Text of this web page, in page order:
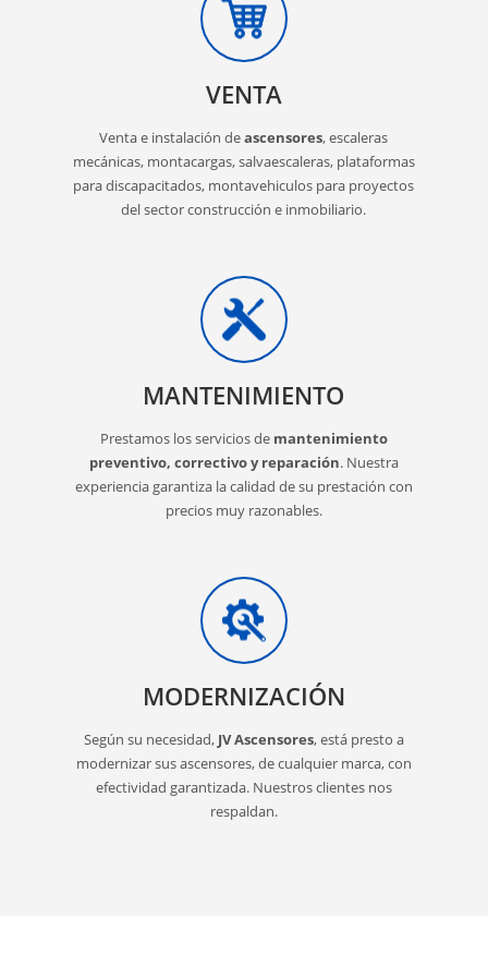
VENTA
Venta e instalación deascensores, escaleras
mecánicas, montacargas, salvaescaleras, plataformas
para discapacitados, montavehiculos para proyectos
del sector construcción e inmobiliario.
MANTENIMIENTO
Prestamos los servicios de mantenimiento
preventivo, correctivo y reparación. Nuestra
experiencia garantiza la calidad de su prestación con
precios muy razonables.
MODERNIZACIÓN
Según su necesidad, JV Ascensores, está presto a
modernizar sus ascensores, de cualquier marca, con
efectividad garantizada. Nuestros clientes nos
respaldan.